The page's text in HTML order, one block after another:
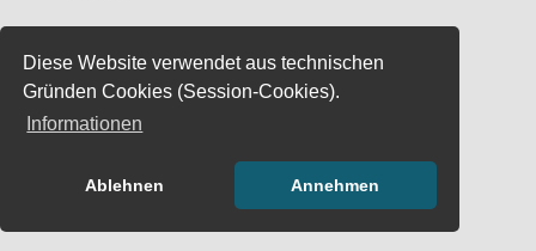
Diese Website verwendet aus technischen
Gründen Cookies (Session-Cookies).
Informationen
Ablehnen Annehmen